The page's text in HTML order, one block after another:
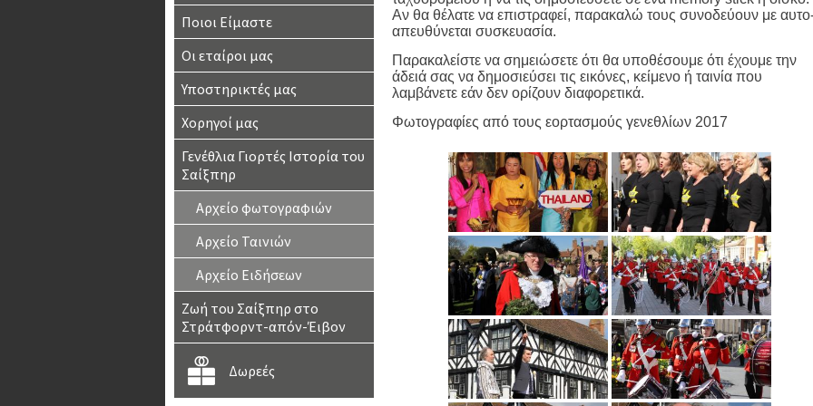
Ποιοι Είμαστε
Οι εταίροι μας
Υποστηρικτές μας
Χορηγοί μας
Γενέθλια Γιορτές Ιστορία του
Σαίξπηρ
Αρχείο φωτογραφιών
Αρχείο Ταινιών
Αρχείο Ειδήσεων
Ζωή του Σαίξπηρ στο
Στράτφορντ-απόν-Έιβον
Δωρεές
Αν θα θέλατε να επιστραφεί, παρακαλώ τους συνοδεύουν με
απευθύνεται συσκευασία.
Παρακαλείστε να σημειώσετε ότι θα υποθέσουμε ότι έχουμε την
άδειά σας να δημοσιεύσει τις εικόνες, κείμενο ή ταινία που
λαμβάνετε εάν δεν ορίζουν διαφορετικά.
Φωτογραφίες από τους εορτασμούς γενεθλίων 2017